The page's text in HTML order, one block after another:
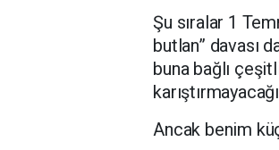
Şu sıralar 1
butlan” davası
buna bağlı
Ancak benim